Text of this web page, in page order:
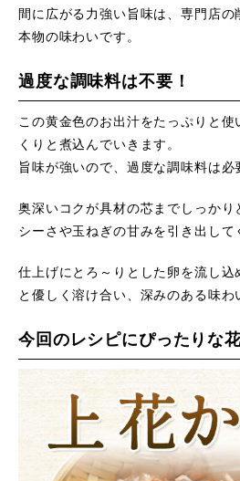
間に広がる力強い旨味は、専門店
本物の味わいです。
過度な調味料は不要！
この黄金色のお出汁をたっぷりと使
くりと煮込んでいきます。
旨味が強いので、過度な調味料は必
奥深いコクが具材の芯までしっかり
シーさや玉ねぎの甘みを引き出して
仕上げにとろ～りとした卵を流し込
と優しく溶け合い、深みのある味わ
今回のレシピにぴったりな